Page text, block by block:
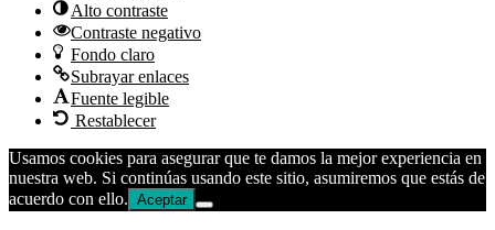
Alto contraste
Contraste negativo
Fondo claro
Subrayar enlaces
Fuente legible
Restablecer
Usamos cookies para asegurar que te damos la mejor experiencia en
nuestra web. Si continúas usando este sitio, asumiremos que estás de
acuerdo con ello. Aceptar